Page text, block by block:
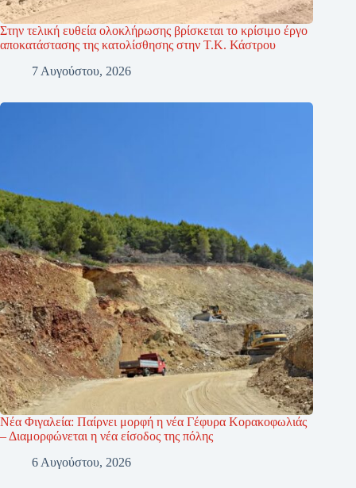
Στην τελική ευθεία ολοκλήρωσης βρίσκεται το κρίσιμο έργο
αποκατάστασης της κατολίσθησης στην Τ.Κ. Κάστρου
7 Αυγούστου, 2026
Νέα Φιγαλεία: Παίρνει μορφή η νέα Γέφυρα Κορακοφωλιάς
– Διαμορφώνεται η νέα είσοδος της πόλης
6 Αυγούστου, 2026